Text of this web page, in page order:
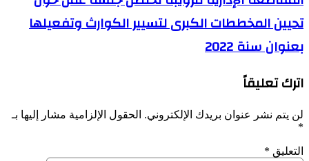
بداية
الأسبوع
الإدارية
للرويبة
تحتضن
جلسة
تحيين
الكبرى
لتسيير
وتفعيلها
تحيين المخططات الكبرى لتسيير الكوارث وتفعيلها
بعنوان سنة 2022
اترك تعليقاً
لن يتم نشر عنوان بريدك الإلكتروني. الحقول الإلزامية مشار إليها بـ
*
التعليق *